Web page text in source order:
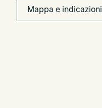
Mappa e indicazioni